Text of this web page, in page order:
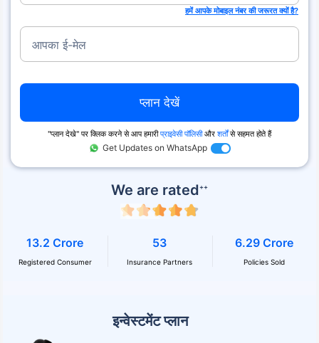
इन्वेस्टमेंट प्लान
We are rated++
13.2 Crore
Registered Consumer
53
Insurance Partners
6.29 Crore
Policies Sold
हमें आपके मोबाइल नंबर की जरूरत क्यों है?
आपका ई-मेल
प्लान देखें
''प्लान देखे'' पर क्लिक करने से आप हमारीप्राइवेसी पॉलिसीऔर शर्तोंसे सहमत होते हैं
Get Updates on WhatsApp